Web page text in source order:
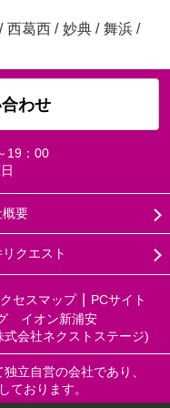
/ 西葛西 / 妙典 / 舞浜 /
わせ
19：00
概要
クエスト
セスマップ
PCサイト
イオン新浦安
会社ネクストステージ)
立自営の会社であり、
ております。